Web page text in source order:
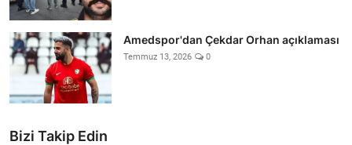
Amedspor'dan Çekdar Orhan açıklaması
Temmuz 13, 2026 0
Bizi Takip Edin